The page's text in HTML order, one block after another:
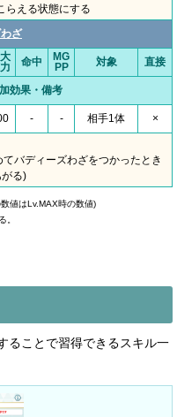
らえる状態にする
ざ
命中
MG
PP
対象 直接
効果・備考
- - 相手1体 ×
バディーズわざをつかったとき
る)
値はLv.MAX時の数値)
。
ることで習得できるスキル一